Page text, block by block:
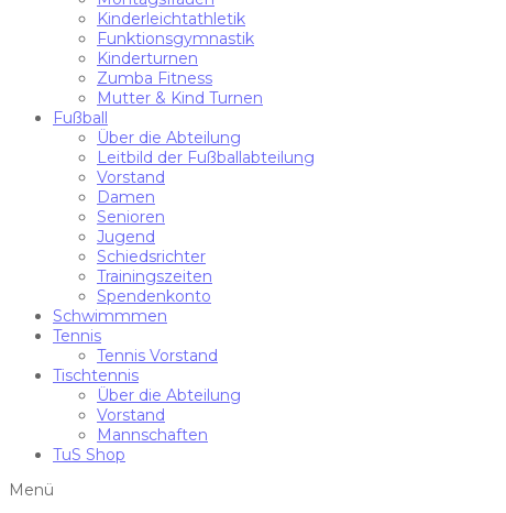
Kinderleichtathletik
Funktionsgymnastik
Kinderturnen
Zumba Fitness
Mutter & Kind Turnen
Fußball
Über die Abteilung
Leitbild der Fußballabteilung
Vorstand
Damen
Senioren
Jugend
Schiedsrichter
Trainingszeiten
Spendenkonto
Schwimmmen
Tennis
Tennis Vorstand
Tischtennis
Über die Abteilung
Vorstand
Mannschaften
TuS Shop
Menü